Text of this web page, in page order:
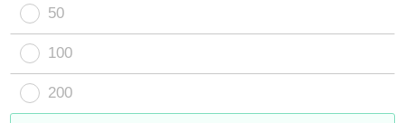
50
100
200